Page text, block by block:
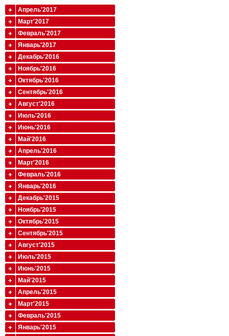
Апрель'2017
Март'2017
Февраль'2017
Январь'2017
Декабрь'2016
Ноябрь'2016
Октябрь'2016
Сентябрь'2016
Август'2016
Июль'2016
Июнь'2016
Май'2016
Апрель'2016
Март'2016
Февраль'2016
Январь'2016
Декабрь'2015
Ноябрь'2015
Октябрь'2015
Сентябрь'2015
Август'2015
Июль'2015
Июнь'2015
Май'2015
Апрель'2015
Март'2015
Февраль'2015
Январь'2015